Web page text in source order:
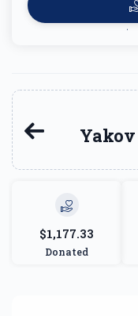
$1,177.33
Donated